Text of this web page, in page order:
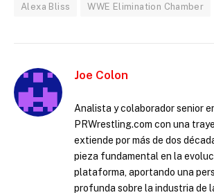
Alexa Bliss WWE Elimination Chamber
Joe Colon
Analista y colaborador senior
PRWrestling.com con una
extiende por más de dos
pieza fundamental en la
plataforma, aportando una
profunda sobre la industria de